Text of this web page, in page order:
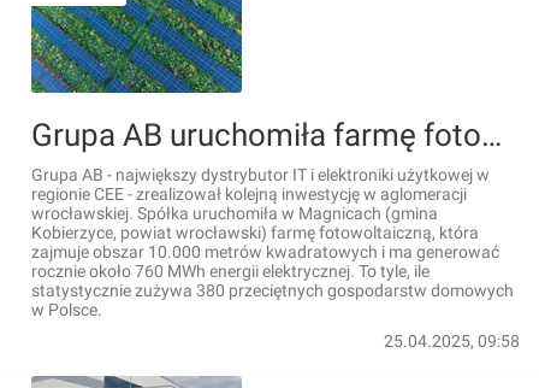
Grupa AB uruchomiła farmę fotowoltaiczną pod Wrocławiem
Grupa AB - największy dystrybutor IT i elektroniki użytkowej w
regionie CEE - zrealizował kolejną inwestycję w aglomeracji
wrocławskiej. Spółka uruchomiła w Magnicach (gmina
Kobierzyce, powiat wrocławski) farmę fotowoltaiczną, która
zajmuje obszar 10.000 metrów kwadratowych i ma generować
rocznie około 760 MWh energii elektrycznej. To tyle, ile
statystycznie zużywa 380 przeciętnych gospodarstw domowych
w Polsce.
25.04.2025, 09:58